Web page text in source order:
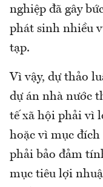
nghiệp đã gây
phát sinh nhiều
tạp.
Vì vậy, dự thảo
dự án nhà nước
tế xã hội phải vì
hoặc vì mục
phải bảo đảm
mục tiêu lợi